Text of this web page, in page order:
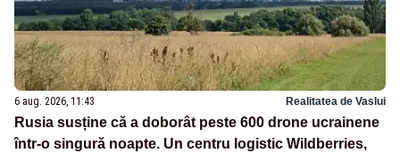
6 aug. 2026, 11:43 Realitatea de Vaslui
Rusia susține că a doborât peste 600 drone ucrainene
într-o singură noapte. Un centru logistic Wildberries,